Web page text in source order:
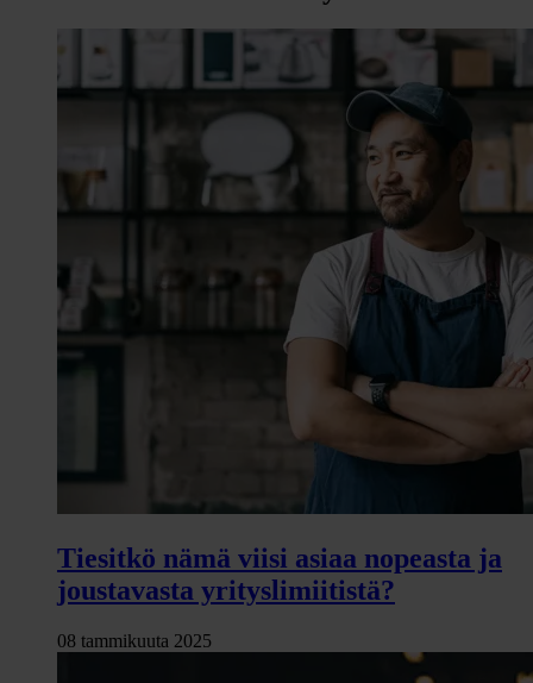
Tiesitkö nämä viisi asiaa nopeasta ja
joustavasta yrityslimiitistä?
08 tammikuuta 2025